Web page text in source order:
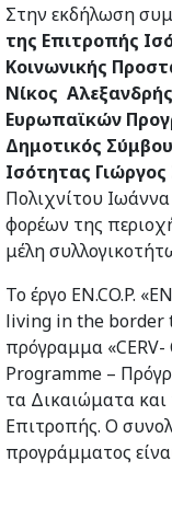
Στην εκδήλωση
της Επιτροπής
Κοινωνικής
Νίκος Αλεξανδρής
Ευρωπαϊκών
Δημοτικός
Ισότητας
Πολιχνίτου
φορέων της
μέλη
Το έργο EN.CO.P.
living in the border
πρόγραμμα
Programme –
τα Δικαιώματα και
Επιτροπής. Ο
προγράμματος